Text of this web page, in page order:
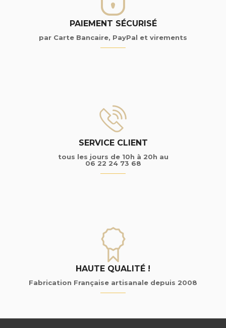
PAIEMENT SÉCURISÉ
par Carte Bancaire, PayPal et virements
SERVICE CLIENT
tous les jours de 10h à 20h au
06 22 24 73 68
HAUTE QUALITÉ !
Fabrication Française artisanale depuis 2008